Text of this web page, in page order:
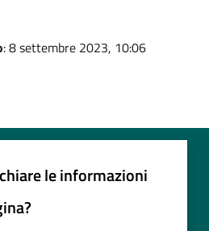
: 8 settembre 2023, 10:06
le informazioni